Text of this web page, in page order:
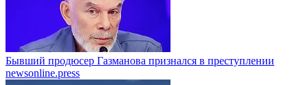
Бывший продюсер Газманова признался в преступлении
newsonline.press